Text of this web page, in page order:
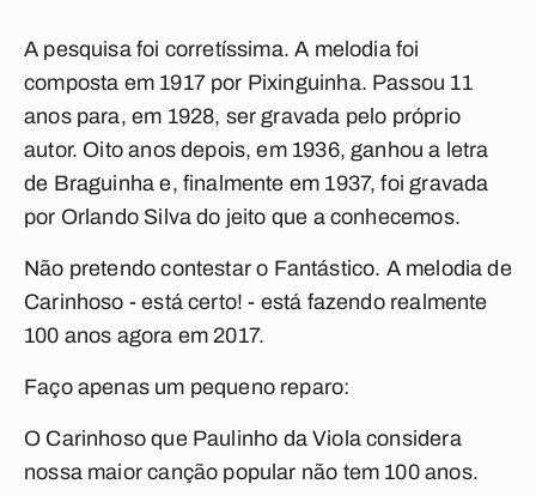
A pesquisa foi corretíssima. A melodia foi
composta em 1917 por Pixinguinha. Passou 11
anos para, em 1928, ser gravada pelo próprio
autor. Oito anos depois, em 1936, ganhou a letra
de Braguinha e, finalmente em 1937, foi gravada
por Orlando Silva do jeito que a conhecemos.
Não pretendo contestar o Fantástico. A melodia de
Carinhoso - está certo! - está fazendo realmente
100 anos agora em 2017.
Faço apenas um pequeno reparo:
O Carinhoso que Paulinho da Viola considera
nossa maior canção popular não tem 100 anos.